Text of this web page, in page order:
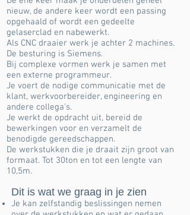
nieuw, de andere keer wordt een passing
opgehaald of wordt een gedeelte
gelaserclad en nabewerkt.
Als CNC draaier werk je achter 2 machines.
De besturing is Siemens.
Bij complexe vormen werk je samen met
een externe programmeur.
Je voert de nodige communicatie met de
klant, werkvoorbereider, engineering en
andere collega's.
Je werkt de opdracht uit, bereid de
bewerkingen voor en verzamelt de
benodigde gereedschappen.
​De werkstukken die je draait zijn groot van
formaat. Tot 30ton en tot een lengte van
10,5m.
Dit is wat we graag in je zien
Je kan zelfstandig beslissingen nemen